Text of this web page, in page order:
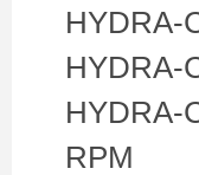
HYDRA-
HYDRA-
HYDRA-
RPM